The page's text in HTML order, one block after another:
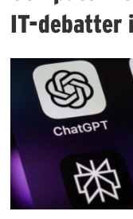
IT-debatter